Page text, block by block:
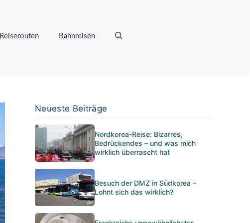
Reiserouten Bahnreisen
Neueste Beiträge
Nordkorea-Reise: Bizarres,
Bedrückendes – und was mich
wirklich überrascht hat
Besuch der DMZ in Südkorea –
Lohnt sich das wirklich?